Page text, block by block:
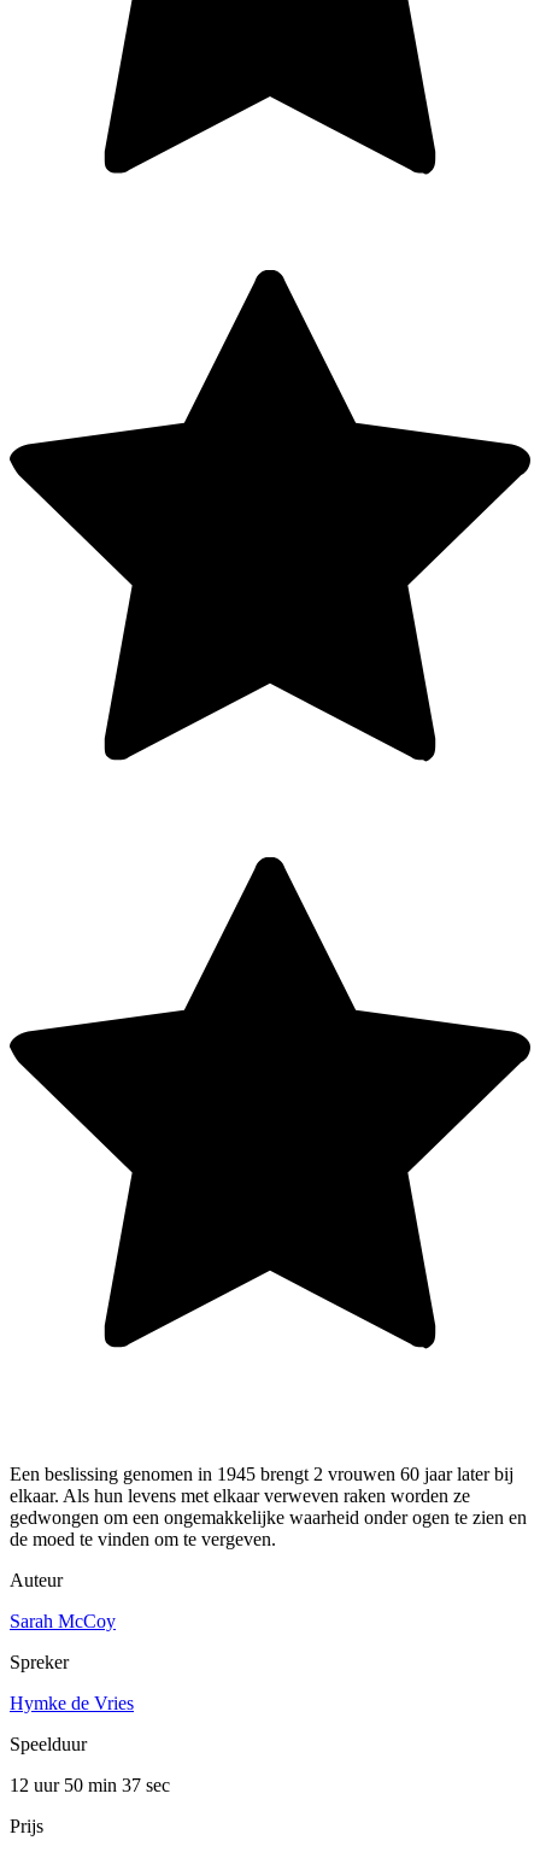
Een beslissing genomen in 1945 brengt 2 vrouwen 60 jaar later bij
elkaar. Als hun levens met elkaar verweven raken worden ze
gedwongen om een ongemakkelijke waarheid onder ogen te zien en
de moed te vinden om te vergeven.
Auteur
Sarah McCoy
Spreker
Hymke de Vries
Speelduur
12 uur 50 min 37 sec
Prijs